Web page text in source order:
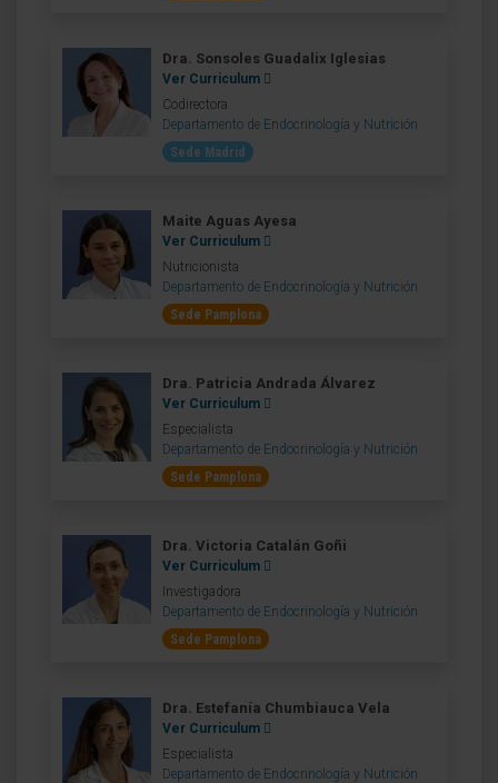
Dra. Sonsoles Guadalix Iglesias
Ver Curriculum
Codirectora
Departamento de Endocrinología y Nutrición
Sede Madrid
Maite Aguas Ayesa
Ver Curriculum
Nutricionista
Departamento de Endocrinología y Nutrición
Sede Pamplona
Dra. Patricia Andrada Álvarez
Ver Curriculum
Especialista
Departamento de Endocrinología y Nutrición
Sede Pamplona
Dra. Victoria Catalán Goñi
Ver Curriculum
Investigadora
Departamento de Endocrinología y Nutrición
Sede Pamplona
Dra. Estefanía Chumbiauca Vela
Ver Curriculum
Especialista
Departamento de Endocrinología y Nutrición